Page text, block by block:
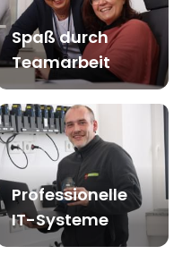
Spaß durch
Teamarbeit
Professionelle
IT-Systeme